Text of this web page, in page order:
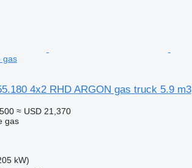
gas
4x2 RHD ARGON gas truck 5.9 m3
≈ USD 21,370
gas
kW)